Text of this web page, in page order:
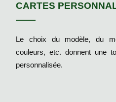
CARTES
Le choix du modèle, du
couleurs, etc. donnent une
personnalisée.